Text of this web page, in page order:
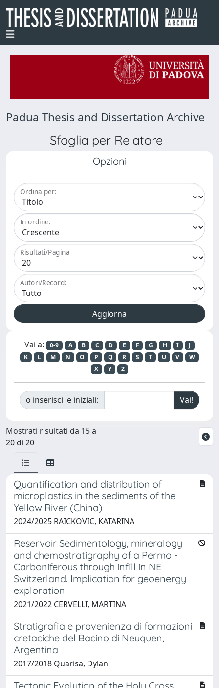
Padua Thesis and Dissertation Archive
Sfoglia per Relatore
Opzioni
Ordina per:
In ordine:
Risultati/Pagina
Autori/Record:
Vai a: 0-9 A B C D E F G H I
J
K
L M N O P Q R S T U V
W
X
Y Z
o inserisci le iniziali:
Mostrati risultati da 15 a
20 di 20
Quantification and distribution of
microplastics in the sediments of the
Yellow River (China)
2024/2025 RAICKOVIC, KATARINA
Reservoir Sedimentology, mineralogy
and chemostratigraphy of a Permo -
Carboniferous through infill in NE
Switzerland. Implication for geoenergy
exploration
2021/2022 CERVELLI, MARTINA
Stratigrafia e provenienza di formazioni
cretaciche del Bacino di Neuquen,
Argentina
2017/2018 Quarisa, Dylan
Tectonic Evolution of the Holy Cross